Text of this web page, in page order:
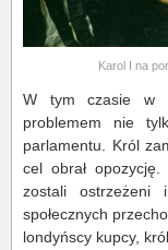
Karol I na
W tym czasie w
problemem nie
parlamentu. Król
cel obrał
zostali ostrzeżeni
społecznych
londyńscy kupcy,